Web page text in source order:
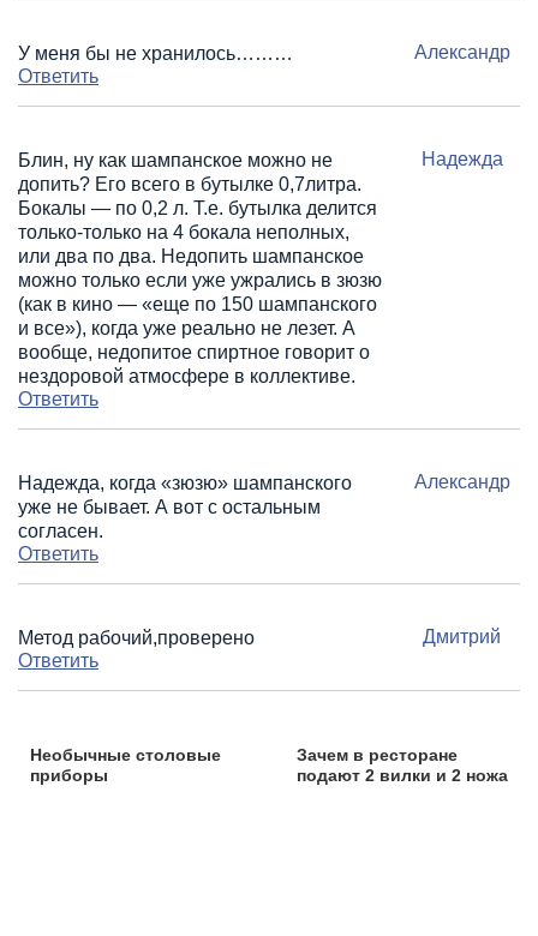
У меня бы не хранилось………
Александр
Ответить
Блин, ну как шампанское можно не
допить? Его всего в бутылке 0,7литра.
Бокалы — по 0,2 л. Т.е. бутылка делится
только-только на 4 бокала неполных,
или два по два. Недопить шампанское
можно только если уже ужрались в зюзю
(как в кино — «еще по 150 шампанского
и все»), когда уже реально не лезет. А
вообще, недопитое спиртное говорит о
нездоровой атмосфере в коллективе.
Надежда
Ответить
Надежда, когда «зюзю» шампанского
уже не бывает. А вот с остальным
согласен.
Александр
Ответить
Метод рабочий,проверено
Дмитрий
Ответить
Необычные столовые
приборы
Зачем в ресторане
подают 2 вилки и 2 ножа